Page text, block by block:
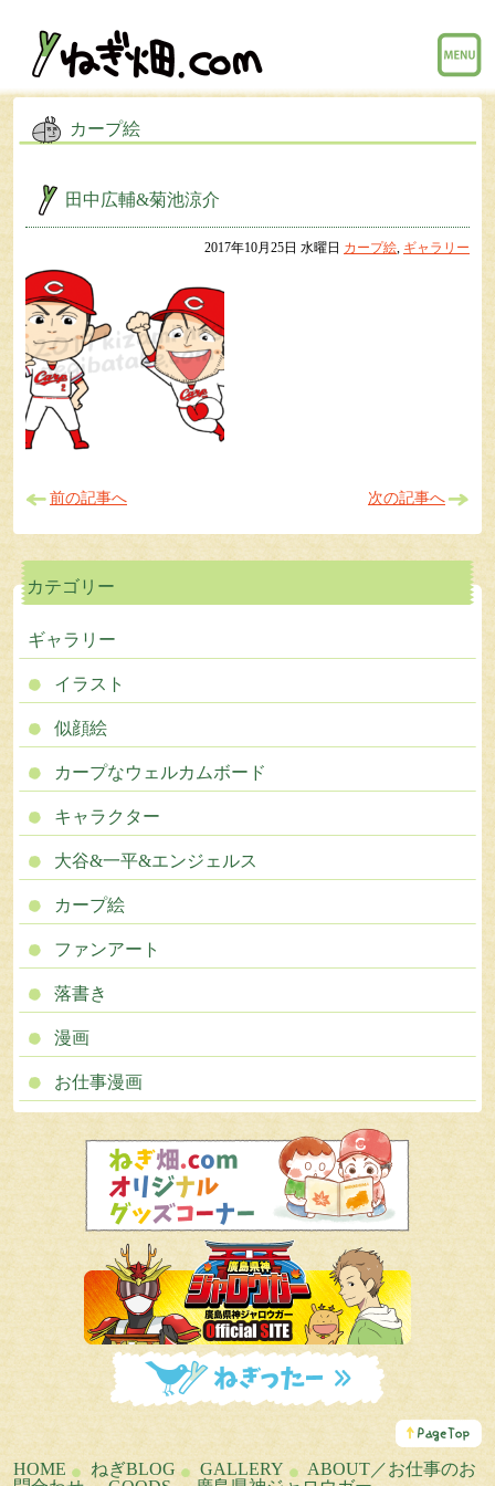
menu
カープ絵
田中広輔&菊池涼介
2017年10月25日 水曜日 カープ絵, ギャラリー
前の記事へ 次の記事へ
カテゴリー
ギャラリー
イラスト
似顔絵
カープなウェルカムボード
キャラクター
大谷&一平&エンジェルス
カープ絵
ファンアート
落書き
漫画
お仕事漫画
こ
の
ペ
ー
HOME ねぎBLOG GALLERY
ABOUT／お仕事のお